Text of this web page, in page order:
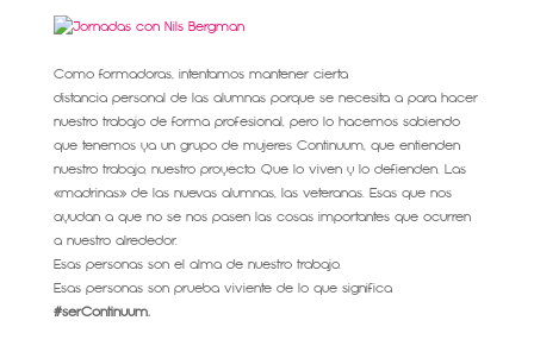
Como formadoras, intentamos mantener cierta
distancia personal de las alumnas porque se necesita a para hacer
nuestro trabajo de forma profesional, pero lo hacemos sabiendo
que tenemos ya un grupo de mujeres Continuum, que entienden
nuestro trabajo, nuestro proyecto. Que lo viven y lo defienden. Las
«madrinas» de las nuevas alumnas, las veteranas. Esas que nos
ayudan a que no se nos pasen las cosas importantes que ocurren
a nuestro alrededor.
Esas personas son el alma de nuestro trabajo.
Esas personas son prueba viviente de lo que significa
#serContinuum.